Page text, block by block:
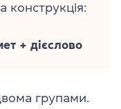
конструкція:
+ дієслово
групами.